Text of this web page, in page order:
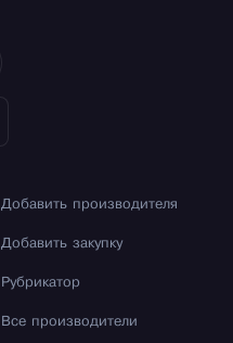
Добавить производителя
Добавить закупку
Рубрикатор
Все производители